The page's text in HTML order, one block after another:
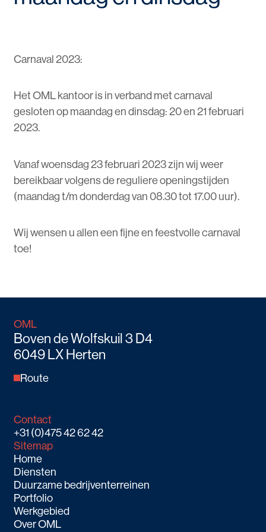
Carnaval 2023:
Het OML kantoor is in verband met carnaval
gesloten op maandag en dinsdag: 20 en 21 februari
2023.
Vanaf woensdag 23 februari 2023 zijn wij weer
bereikbaar volgens de reguliere openingstijden
(maandag t/m donderdag van 08.30 tot 17.00 uur).
Wij wensen u allen een fijne en feestvolle carnaval
toe!
OML
Boven de Wolfskuil 3 D4
6049 LX Herten
Route
Contact
+31 (0)475 42 62 42
Sitemap
Home
Diensten
Duurzame bedrijventerreinen
Portfolio
Werkgebied
Over OML